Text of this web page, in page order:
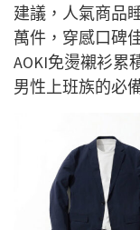
建議， 人氣商品
萬件，穿感口碑
AOKI免燙襯衫累
男性上班族的必